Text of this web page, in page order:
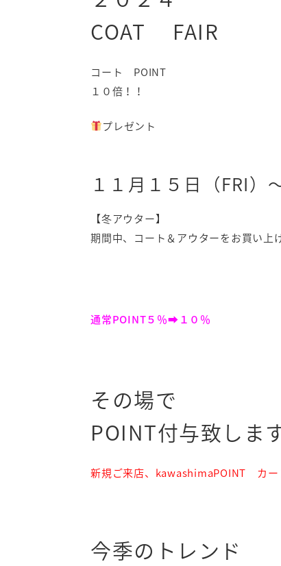
COAT FAIR
コート POINT
１０倍！！
プレゼント
１１月１５日（FRI）
【冬アウター】
期間中、コート＆アウターをお買い上
通常POINT５％➡１０％
その場で
POINT付与致しま
新規ご来店、kawashimaPOINT カー
今季のトレンド